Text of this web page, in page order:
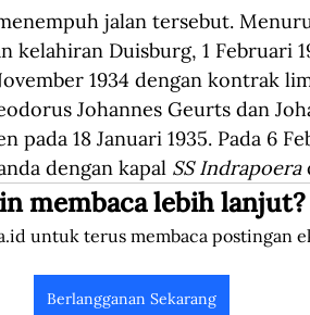
jalan tersebut.
Duisburg, 1 Februari
1934 dengan kontrak
Johannes Geurts dan
pada 18 Januari 1935. Pada 6
dengan kapal SS Indrapoera
membaca lebih lanjut?
untuk terus membaca postingan
Berlangganan Sekarang